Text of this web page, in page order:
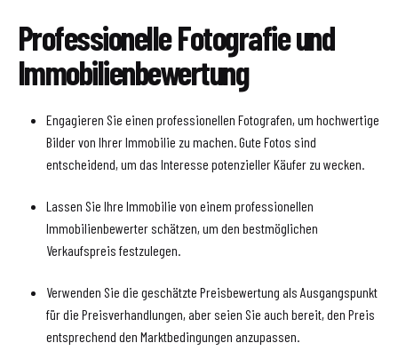
Professionelle Fotografie und
Immobilienbewertung
Engagieren Sie einen professionellen Fotografen, um hochwertige
Bilder von Ihrer Immobilie zu machen. Gute Fotos sind
entscheidend, um das Interesse potenzieller Käufer zu wecken.
Lassen Sie Ihre Immobilie von einem professionellen
Immobilienbewerter schätzen, um den bestmöglichen
Verkaufspreis festzulegen.
Verwenden Sie die geschätzte Preisbewertung als Ausgangspunkt
für die Preisverhandlungen, aber seien Sie auch bereit, den Preis
entsprechend den Marktbedingungen anzupassen.